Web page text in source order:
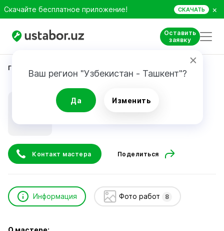
Скачайте бесплатное приложение! СКАЧАТЬ ×
Оставить
заявку
Ваш регион "Узбекистан - Ташкент"?
Да Изменить
Главная
Харламов Ю.
Контакт мастера Поделиться
Информация Фото работ 8